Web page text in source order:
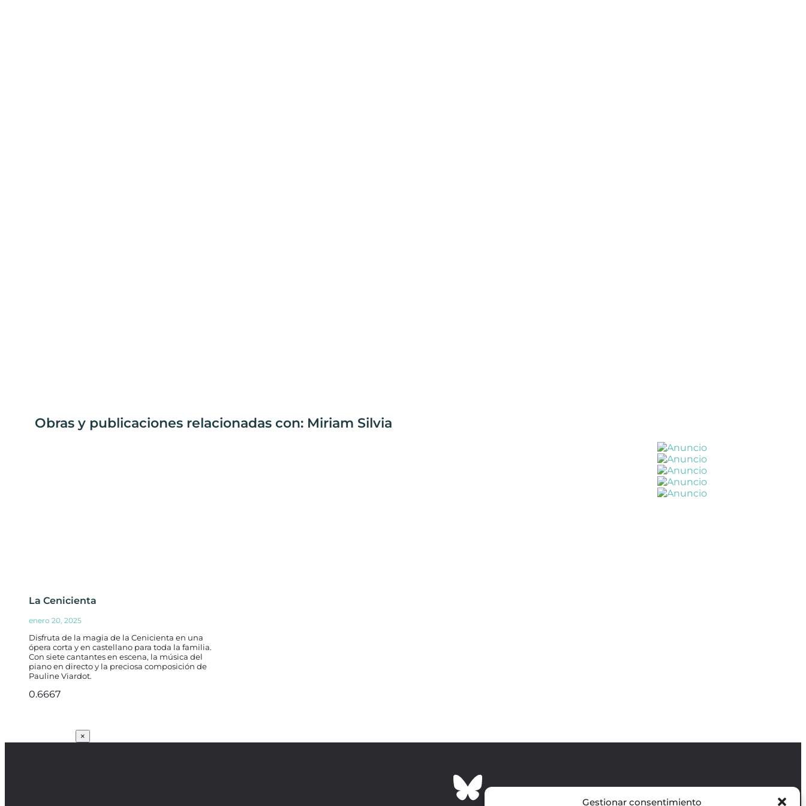
Gestionar consentimiento
Obras y publicaciones relacionadas con: Miriam Silvia
La Cenicienta
enero 20, 2025
Disfruta de la magia de la Cenicienta en una
ópera corta y en castellano para toda la familia.
Con siete cantantes en escena, la música del
piano en directo y la preciosa composición de
Pauline Viardot.
×